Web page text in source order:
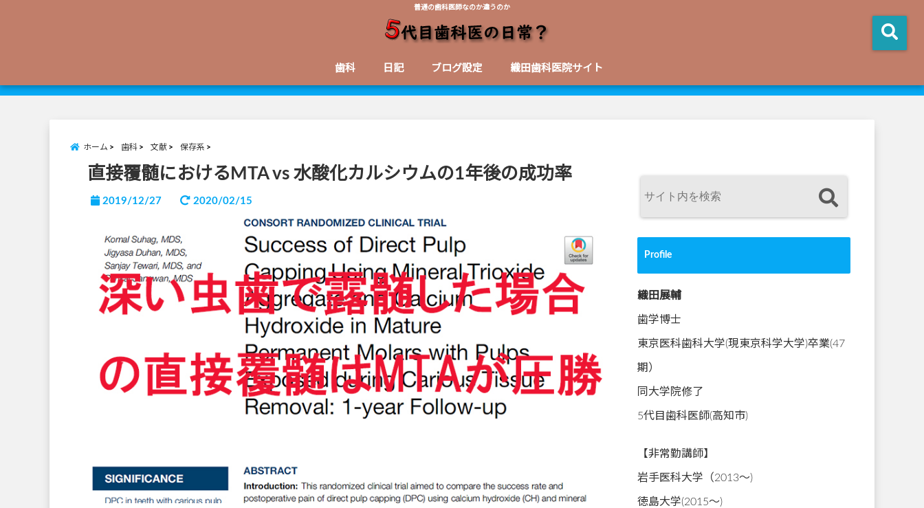
普通の歯科医師なのか違うのか
歯科 日記 ブログ設定 織田歯科医院サイト
ホーム 歯科 文献 保存系
直接覆髄におけるMTA vs 水酸化カルシウムの1年後の成功率
2019/12/27 2020/02/15
Profile
織田展輔
歯学博士
東京医科歯科大学(現東京科学大学)卒業(47
期）
同大学院修了
5代目歯科医師(高知市)
【非常勤講師】
岩手医科大学（2013～)
徳島大学(2015～)